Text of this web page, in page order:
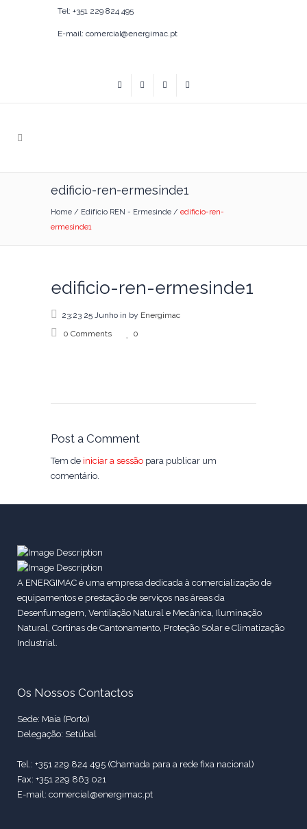
Tel: +351 229 824 495
E-mail: comercial@energimac.pt
edificio-ren-ermesinde1
Home / Edifício REN - Ermesinde / edificio-ren-
ermesinde1
edificio-ren-ermesinde1
23:23 25 Junho in by Energimac
0 Comments
0
Post a Comment
Tem de iniciar a sessão para publicar um
comentário.
A ENERGIMAC é uma empresa dedicada à comercialização de
equipamentos e prestação de serviços nas áreas da
Desenfumagem, Ventilação Natural e Mecânica, Iluminação
Natural, Cortinas de Cantonamento, Proteção Solar e Climatização
Industrial.
Os Nossos Contactos
Sede: Maia (Porto)
Delegação: Setúbal
Tel.: +351 229 824 495 (Chamada para a rede fixa nacional)
Fax: +351 229 863 021
E-mail: comercial@energimac.pt